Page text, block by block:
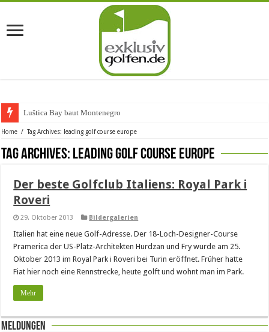
Luštica Bay baut Montenegros er
Home / Tag Archives: leading golf course europe
Tag Archives: leading golf course europe
Der beste Golfclub Italiens: Royal Park i
Roveri
29. Oktober 2013 Bildergalerien
Italien hat eine neue Golf-Adresse. Der 18-Loch-Designer-Course
Pramerica der US-Platz-Architekten Hurdzan und Fry wurde am 25.
Oktober 2013 im Royal Park i Roveri bei Turin eröffnet. Früher hatte
Fiat hier noch eine Rennstrecke, heute golft und wohnt man im Park.
Mehr
Meldungen